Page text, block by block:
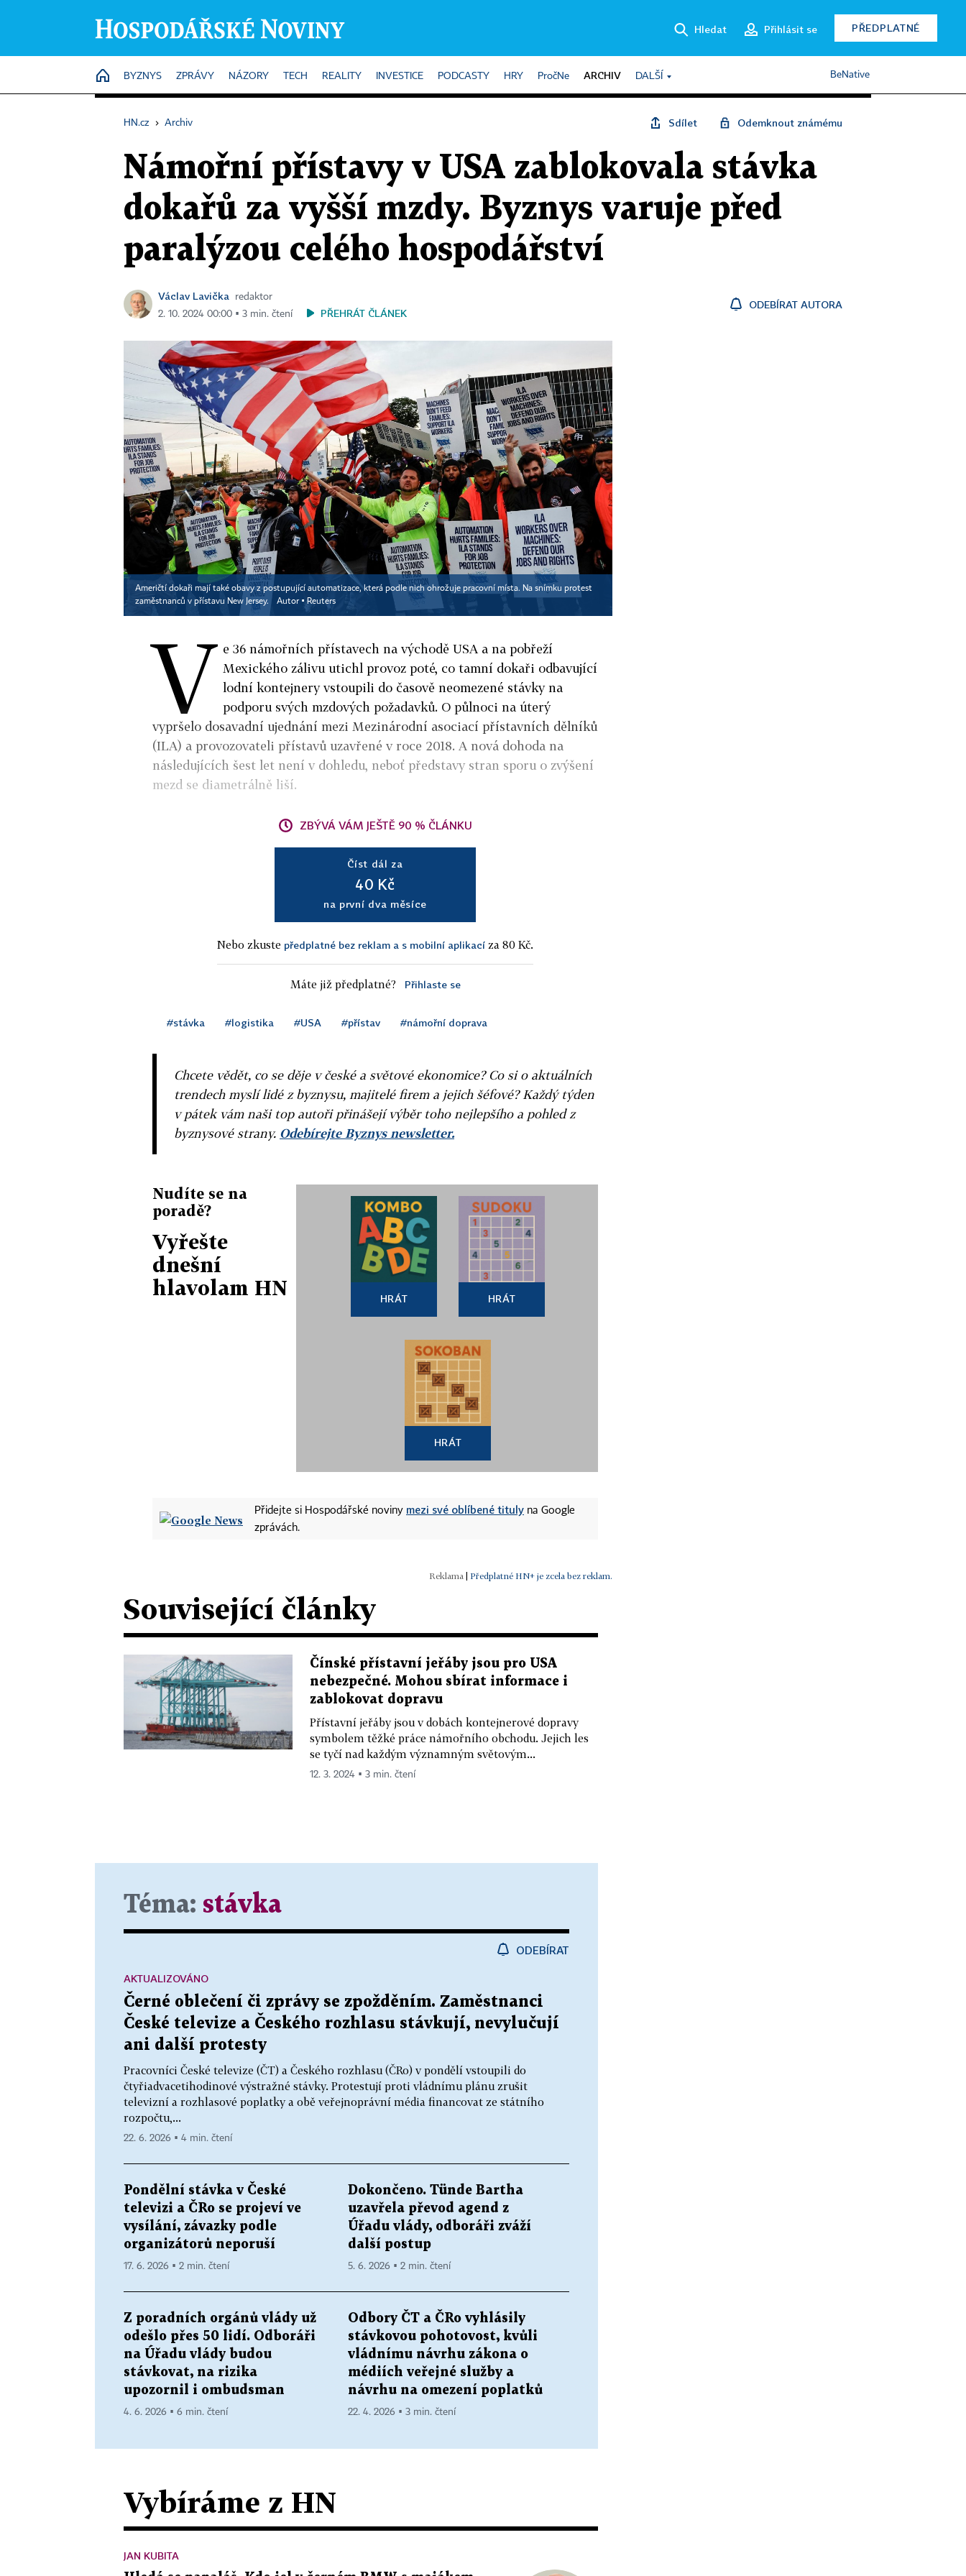
Hledat Přihlásit se PŘEDPLATNÉ
HOME
BYZNYS ZPRÁVY NÁZORY TECH REALITY INVESTICE PODCASTY HRY PročNe ARCHIV DALŠÍ BeNative
HN.cz › Archiv Sdílet Odemknout známému
Námořní přístavy v USA zablokovala stávka
dokařů za vyšší mzdy. Byznys varuje před
paralýzou celého hospodářství
Václav Lavička
redaktor
2. 10. 2024 00:00 ▪ 3 min. čtení
PŘEHRÁT ČLÁNEK
ODEBÍRAT AUTORA
Američtí dokaři mají také obavy z postupující automatizace, která podle nich ohrožuje pracovní místa. Na snímku protest
zaměstnanců v přístavu New Jersey.
Autor ▪Reuters
V e 36 námořních přístavech na východě USA a na pobřeží
Mexického zálivu utichl provoz poté, co tamní dokaři odbavující
lodní kontejnery vstoupili do časově neomezené stávky na
podporu svých mzdových požadavků. O půlnoci na úterý
vypršelo dosavadní ujednání mezi Mezinárodní asociací přístavních dělníků
(ILA) a provozovateli přístavů uzavřené v roce 2018. A nová dohoda na
následujících šest let není v dohledu, neboť představy stran sporu o zvýšení
mezd se diametrálně liší.
ZBÝVÁ VÁM JEŠTĚ 90 % ČLÁNKU
Číst dál za
40 Kč
na první dva měsíce
Nebo zkuste předplatné bez reklam a s mobilní aplikací za 80 Kč.
Máte již předplatné? Přihlaste se
#stávka #logistika #USA #přístav #námořní doprava
Chcete vědět, co se děje v české a světové ekonomice? Co si o aktuálních
trendech myslí lidé z byznysu, majitelé firem a jejich šéfové? Každý týden
v pátek vám naši top autoři přinášejí výběr toho nejlepšího a pohled z
byznysové strany. Odebírejte Byznys newsletter.
Nudíte se na
poradě?
Vyřešte
dnešní
hlavolam HN
HRÁT HRÁT
HRÁT
Přidejte si Hospodářské noviny mezi své oblíbené tituly na Google
zprávách.
| Předplatné HN+ je zcela bez reklam.
Související články
Čínské přístavní jeřáby jsou pro USA
nebezpečné. Mohou sbírat informace i
zablokovat dopravu
Přístavní jeřáby jsou v dobách kontejnerové dopravy
symbolem těžké práce námořního obchodu. Jejich les
se tyčí nad každým významným světovým...
12. 3. 2024 ▪ 3 min. čtení
Téma: stávka
ODEBÍRAT
Černé oblečení či zprávy se zpožděním. Zaměstnanci
České televize a Českého rozhlasu stávkují, nevylučují
ani další protesty
Pracovníci České televize (ČT) a Českého rozhlasu (ČRo) v pondělí vstoupili do
čtyřiadvacetihodinové výstražné stávky. Protestují proti vládnímu plánu zrušit
televizní a rozhlasové poplatky a obě veřejnoprávní média financovat ze státního
rozpočtu,...
AKTUALIZOVÁNO
22. 6. 2026 ▪ 4 min. čtení
Pondělní stávka v České
televizi a ČRo se projeví ve
vysílání, závazky podle
organizátorů neporuší
17. 6. 2026 ▪ 2 min. čtení
Dokončeno. Tünde Bartha
uzavřela převod agend z
Úřadu vlády, odboráři zváží
další postup
5. 6. 2026 ▪ 2 min. čtení
Z poradních orgánů vlády už
odešlo přes 50 lidí. Odboráři
na Úřadu vlády budou
stávkovat, na rizika
upozornil i ombudsman
4. 6. 2026 ▪ 6 min. čtení
Odbory ČT a ČRo vyhlásily
stávkovou pohotovost, kvůli
vládnímu návrhu zákona o
médiích veřejné služby a
návrhu na omezení poplatků
22. 4. 2026 ▪ 3 min. čtení
Vybíráme z HN
JAN KUBITA